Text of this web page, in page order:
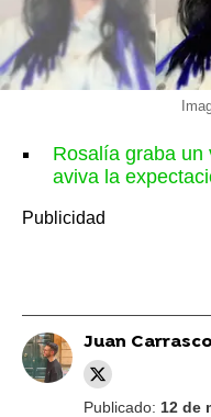
Rosalía graba un
aviva la
Juan Carrasco
Publicado: 12 de